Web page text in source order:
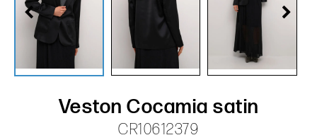
Veston Cocamia satin
CR10612379